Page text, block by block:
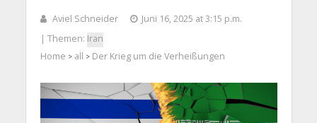
Aviel Schneider
Juni 16, 2025 at 3:15 p.m.
| Themen: Iran
Home > all > Der Krieg um die Verheißungen